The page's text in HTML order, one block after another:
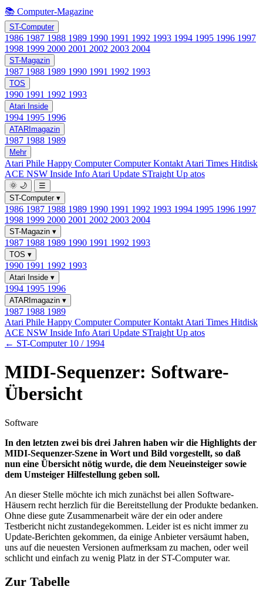
📚 Computer-Magazine
ST-Computer
1986 1987 1988 1989 1990 1991 1992 1993 1994 1995 1996 1997
1998 1999 2000 2001 2002 2003 2004
ST-Magazin
1987 1988 1989 1990 1991 1992 1993
TOS
1990 1991 1992 1993
Atari Inside
1994 1995 1996
ATARImagazin
1987 1988 1989
Mehr
Atari Phile Happy ComputerComputer Kontakt Atari Times Hitdisk
ACE NSW Inside Info Atari Update STraight Up atos
🌞 🌙
☰
ST-Computer ▾
1986 1987 1988 1989 1990 1991 1992 1993 1994 1995 1996 1997
1998 1999 2000 2001 2002 2003 2004
ST-Magazin ▾
1987 1988 1989 1990 1991 1992 1993
TOS ▾
1990 1991 1992 1993
Atari Inside ▾
1994 1995 1996
ATARImagazin ▾
1987 1988 1989
Atari Phile Happy ComputerComputer Kontakt Atari Times Hitdisk
ACE NSW Inside Info Atari Update STraight Up atos
← ST-Computer 10 / 1994
MIDI-Sequenzer: Software-
Übersicht
Software
In den letzten zwei bis drei Jahren haben wir die Highlights der
MIDI-Sequenzer-Szene in Wort und Bild vorgestellt, so daß
nun eine Übersicht nötig wurde, die dem Neueinsteiger sowie
dem Umsteiger Hilfestellung geben soll.
An dieser Stelle möchte ich mich zunächst bei allen Software-
Häusern recht herzlich für die Bereitstellung der Produkte bedanken.
Ohne diese gute Zusammenarbeit wäre der ein oder andere
Testbericht nicht zustandegekommen. Leider ist es nicht immer zu
Update-Berichten gekommen, da einige Anbieter versäumt haben,
uns auf die neuesten Versionen aufmerksam zu machen, oder weil
schlicht und einfach zu wenig Platz in der ST-Computer war.
Zur Tabelle